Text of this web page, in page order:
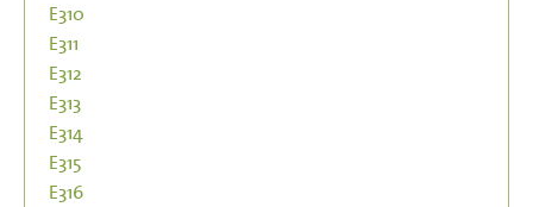
E310
E311
E312
E313
E314
E315
E316